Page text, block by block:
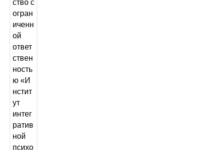
ство с
огран
иченн
ой
ответ
ствен
ность
ю «И
нстит
ут
интег
ратив
ной
психо